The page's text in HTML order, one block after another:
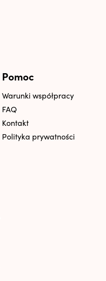
Pomoc
Warunki współpracy
FAQ
Kontakt
Polityka prywatności